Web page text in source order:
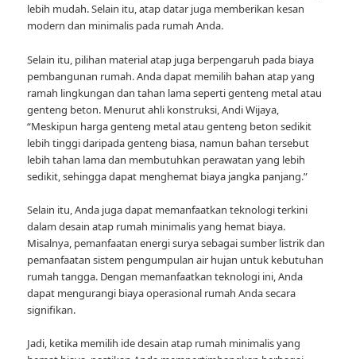
lebih mudah. Selain itu, atap datar juga memberikan kesan
modern dan minimalis pada rumah Anda.
Selain itu, pilihan material atap juga berpengaruh pada biaya
pembangunan rumah. Anda dapat memilih bahan atap yang
ramah lingkungan dan tahan lama seperti genteng metal atau
genteng beton. Menurut ahli konstruksi, Andi Wijaya,
“Meskipun harga genteng metal atau genteng beton sedikit
lebih tinggi daripada genteng biasa, namun bahan tersebut
lebih tahan lama dan membutuhkan perawatan yang lebih
sedikit, sehingga dapat menghemat biaya jangka panjang.”
Selain itu, Anda juga dapat memanfaatkan teknologi terkini
dalam desain atap rumah minimalis yang hemat biaya.
Misalnya, pemanfaatan energi surya sebagai sumber listrik dan
pemanfaatan sistem pengumpulan air hujan untuk kebutuhan
rumah tangga. Dengan memanfaatkan teknologi ini, Anda
dapat mengurangi biaya operasional rumah Anda secara
signifikan.
Jadi, ketika memilih ide desain atap rumah minimalis yang